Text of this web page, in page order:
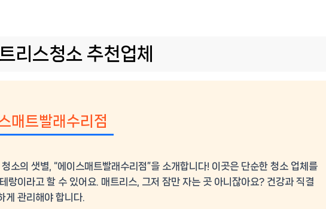
리스청소 추천업체
매트빨래수리점
소의 샛별, “에이스매트빨래수리점”을 소개합니다! 이곳은 단순한 청소 업체를
랑이라고 할 수 있어요. 매트리스, 그저 잠만 자는 곳 아니잖아요? 건강과 직결
게 관리해야 합니다.